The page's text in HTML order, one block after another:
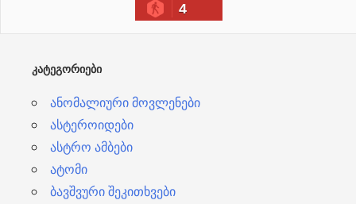
4
ᲙᲐᲢᲔᲒᲝᲠᲘᲔᲑᲘ
ანომალიური მოვლენები
ასტეროიდები
ასტრო ამბები
ატომი
ბავშვური შეკითხვები